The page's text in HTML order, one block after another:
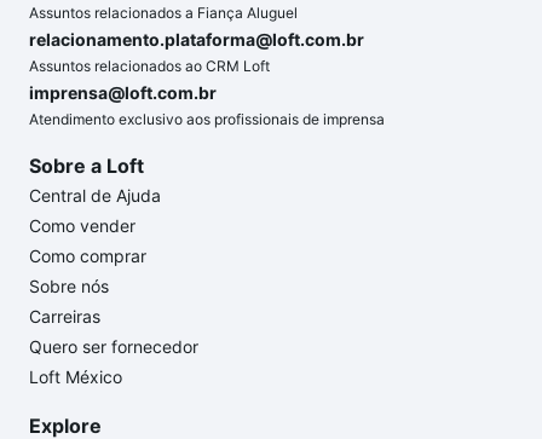
Assuntos relacionados a Fiança Aluguel
relacionamento.plataforma@loft.com.br
Assuntos relacionados ao CRM Loft
imprensa@loft.com.br
Atendimento exclusivo aos profissionais de imprensa
Sobre a Loft
Central de Ajuda
Como vender
Como comprar
Sobre nós
Carreiras
Quero ser fornecedor
Loft México
Explore